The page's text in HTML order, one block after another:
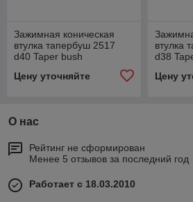
Зажимная коническая
втулка тапербуш 2517
d40 Taper bush
Цену уточняйте
втулка
d38
Цену
О нас
Рейтинг не сформирован
Менее 5 отзывов за последний год
Работает с 18.03.2010